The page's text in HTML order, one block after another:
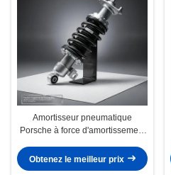
Amortisseur pneumatique
Porsche à force d'amortissement
pneumatique, numéro d'origine
97033306107, conçu avec
Obtenez le meilleur prix